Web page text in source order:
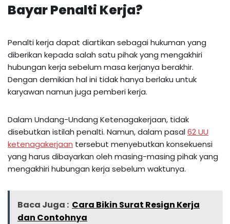
Bayar Penalti Kerja?
Penalti kerja dapat diartikan sebagai hukuman yang
diberikan kepada salah satu pihak yang mengakhiri
hubungan kerja sebelum masa kerjanya berakhir.
Dengan demikian hal ini tidak hanya berlaku untuk
karyawan namun juga pemberi kerja.
Dalam Undang-Undang Ketenagakerjaan, tidak
disebutkan istilah penalti. Namun, dalam pasal62 UU
ketenagakerjaan tersebut menyebutkan konsekuensi
yang harus dibayarkan oleh masing-masing pihak yang
mengakhiri hubungan kerja sebelum waktunya.
Baca Juga : Cara Bikin Surat Resign Kerja
dan Contohnya